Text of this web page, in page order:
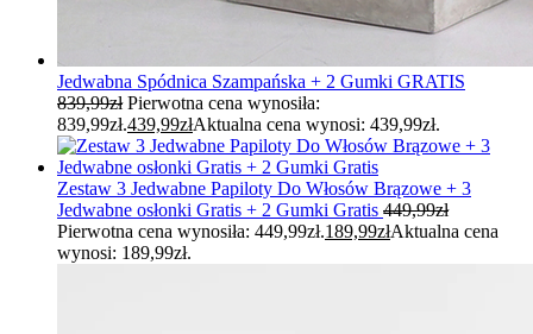
Jedwabna Spódnica Szampańska + 2 Gumki GRATIS
839,99zł Pierwotna cena wynosiła:
839,99zł.439,99złAktualna cena wynosi: 439,99zł.
Zestaw 3 Jedwabne Papiloty Do Włosów Brązowe + 3
Jedwabne osłonki Gratis + 2 Gumki Gratis 449,99zł
Pierwotna cena wynosiła: 449,99zł.189,99złAktualna cena
wynosi: 189,99zł.